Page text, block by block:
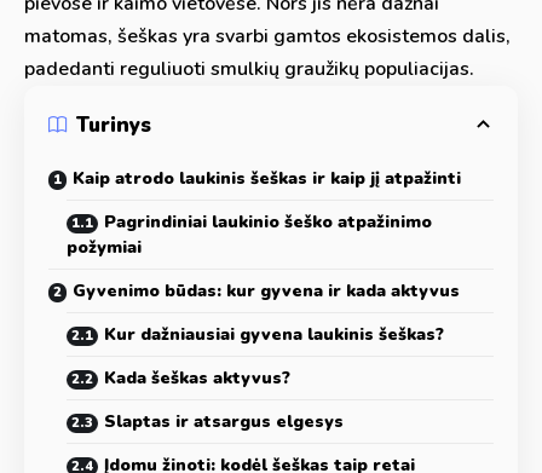
matomas, šeškas yra svarbi gamtos ekosistemos dalis,
padedanti reguliuoti smulkių graužikų populiacijas.
Turinys
Kaip atrodo laukinis šeškas ir kaip jį atpažinti
Pagrindiniai laukinio šeško atpažinimo
požymiai
Gyvenimo būdas: kur gyvena ir kada aktyvus
Kur dažniausiai gyvena laukinis šeškas?
Kada šeškas aktyvus?
Slaptas ir atsargus elgesys
Įdomu žinoti: kodėl šeškas taip retai